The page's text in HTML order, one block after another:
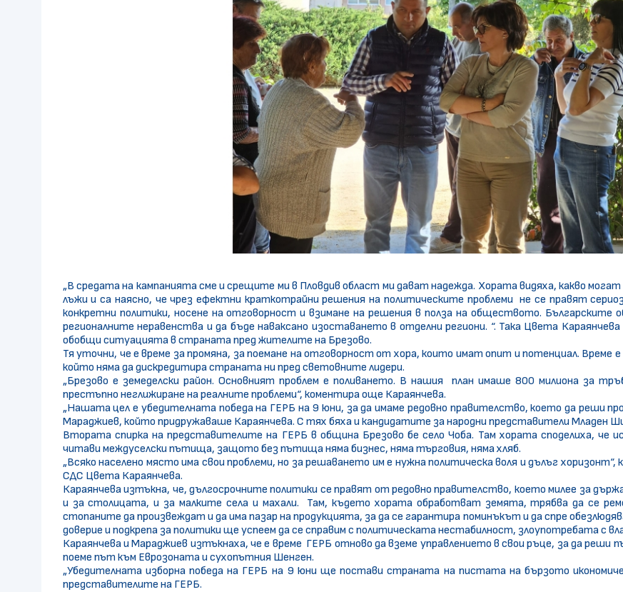
„В средата на кампанията сме и срещите ми в Пловдив област ми дават надежда. Хората видяха, какво
лъжи и са наясно, че чрез ефектни краткотрайни решения на политическите проблеми не се правят
конкретни политики, носене на отговорност и взимане на решения в полза на обществото. Българските
регионалните неравенства и да бъде наваксано изоставането в отделни региони. “. Така Цвета
обобщи ситуацията в страната пред жителите на Брезово.
Тя уточни, че е време за промяна, за поемане на отговорност от хора, които имат опит и потенциал. Време е
който няма да дискредитира страната ни пред световните лидери.
„Брезово е земеделски район. Основният проблем е поливането. В нашия план имаше 800 милиона за
престъпно неглижиране на реалните проблеми“, коментира още Караянчева.
„Нашата цел е убедителната победа на ГЕРБ на 9 юни, за да имаме редовно правителство, което да реши
Мараджиев, който придружаваше Караянчева. С тях бяха и кандидатите за народни представители Младен
Втората спирка на представителите на ГЕРБ в община Брезово бе село Чоба. Там хората споделиха, че
читави междуселски пътища, защото без пътища няма бизнес, няма търговия, няма хляб.
„Всяко населено място има свои проблеми, но за решаването им е нужна политическа воля и дълъг
СДС Цвета Караянчева.
Караянчева изтъкна, че, дългосрочните политики се правят от редовно правителство, което милее за
и за столицата, и за малките села и махали. Там, където хората обработват земята, трябва да се
стопаните да произвеждат и да има пазар на продукцията, за да се гарантира поминъкът и да спре
доверие и подкрепа за политики ще успеем да се справим с политическата нестабилност, злоупотребата с
Караянчева и Мараджиев изтъкнаха, че е време ГЕРБ отново да вземе управлението в свои ръце, за да реши
поеме път към Еврозоната и сухопътния Шенген.
„Убедителната изборна победа на ГЕРБ на 9 юни ще постави страната на пистата на бързото
представителите на ГЕРБ.